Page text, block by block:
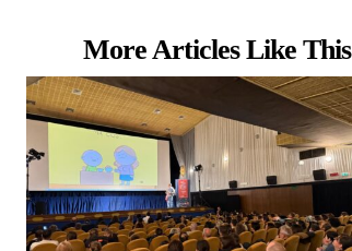
More Articles Like This